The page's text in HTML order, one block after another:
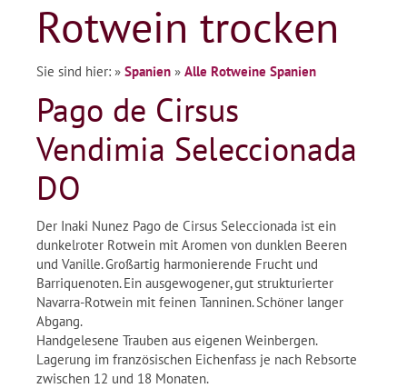
Rotwein trocken
Sie sind hier: » Spanien » Alle Rotweine Spanien
Pago de Cirsus
Vendimia Seleccionada
DO
Der Inaki Nunez Pago de Cirsus Seleccionada ist ein
dunkelroter Rotwein mit Aromen von dunklen Beeren
und Vanille. Großartig harmonierende Frucht und
Barriquenoten. Ein ausgewogener, gut strukturierter
Navarra-Rotwein mit feinen Tanninen. Schöner langer
Abgang.
Handgelesene Trauben aus eigenen Weinbergen.
Lagerung im französischen Eichenfass je nach Rebsorte
zwischen 12 und 18 Monaten.